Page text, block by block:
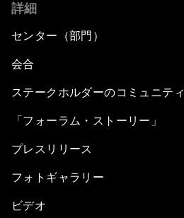
詳細
センター（部門）
会合
ステークホルダーのコミュニティ
「フォーラム・ストーリー」
プレスリリース
フォトギャラリー
ビデオ